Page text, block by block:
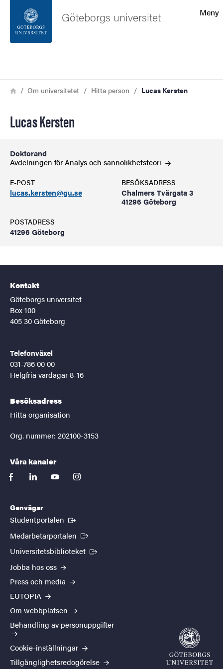
Sidfoten
Meny
Göteborgs universitet
Länkstig
HemOm universitetet Hitta person Lucas Kersten
Lucas Kersten
Doktorand
Avdelningen för Analys och sannolikhetsteori
E-POST
lucas.kersten@gu.se
BESÖKSADRESS
Chalmers Tvärgata 3
41296 Göteborg
POSTADRESS
41296 Göteborg
Kontakt
Göteborgs universitet
Box 100
405 30 Göteborg
Telefonväxel
031-786 00 00
Helgfria vardagar 8-16
Besöksadress
Hitta organisation
Org. nummer: 202100-3153
Våra kanaler
facebooklinkedinyoutubeinstagram
Genvägar
Studentportalen (Extern länk)
Medarbetarportalen (Extern länk)
Universitetsbiblioteket (Extern länk)
Jobba hos oss
Press och media
EUTOPIA
Om webbplatsen
Behandling av personuppgifter
Cookie-inställningar
Tillgänglighetsredogörelse